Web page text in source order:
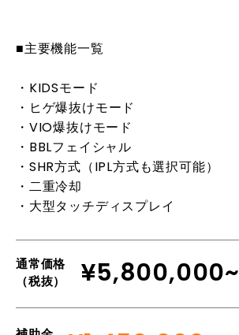
■主要機能一覧
・KIDSモード
・ヒゲ爆抜けモード
・VIO爆抜けモード
・BBLフェイシャル
・SHR方式（IPL方式も選択可能）
・二重冷却
・大型タッチディスプレイ
通常価格
（税抜）
¥5,800,000~